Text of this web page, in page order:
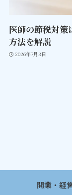
医師の節税対策
方法を解説
2026年7月3日
開業・経